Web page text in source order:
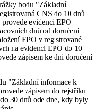
bodu "Základní
CNS do 10 dnů
evidenci EPO
dnů od doručení
EPO v registrované
na evidenci EPO do 10
zápisem ke dni doručení
"Základní informace k
zápisem do rejstříku
30 dnů ode dne, kdy byly